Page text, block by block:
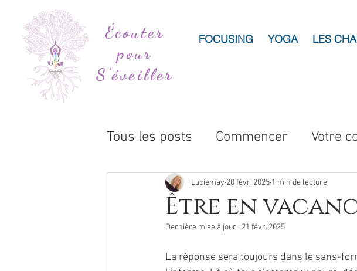
Écouter
pour
S'éveiller
FOCUSING YOGA LES
Tous les posts Commencer Votre
Catégorie non définie
Être en
Luciemay 20 févr. 2025 1 min de lecture
Dernière mise à jour : 21 févr. 2025
La réponse sera toujours dans le sans-